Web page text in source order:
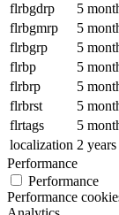
flrbgdrp
5
flrbgmrp
5
flrbgrp
5
flrbp
5
flrbrp
5
flrbrst
5
flrtags
5
localization 2 years
Performance
Performance
Performance